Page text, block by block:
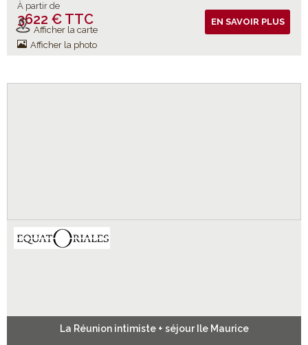
À partir de
3622 € TTC
Vols inclus
Afficher la carte
Afficher la photo
EN SAVOIR PLUS
La Réunion intimiste + séjour Ile Maurice